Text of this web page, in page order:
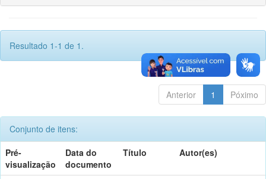
Resultado 1-1 de 1.
Anterior 1 Póximo
Conjunto de itens:
Pré-
visualização
Data do
documento
Título Autor(es)